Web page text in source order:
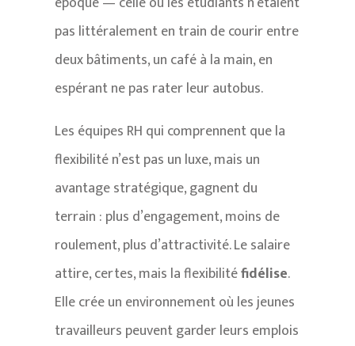
pas littéralement en train de courir entre
deux bâtiments, un café à la main, en
espérant ne pas rater leur autobus.
Les équipes RH qui comprennent que la
flexibilité n’est pas un luxe, mais un
avantage stratégique, gagnent du
terrain : plus d’engagement, moins de
roulement, plus d’attractivité. Le salaire
attire, certes, mais la flexibilitéfidélise.
Elle crée un environnement où les jeunes
travailleurs peuvent garder leurs emplois